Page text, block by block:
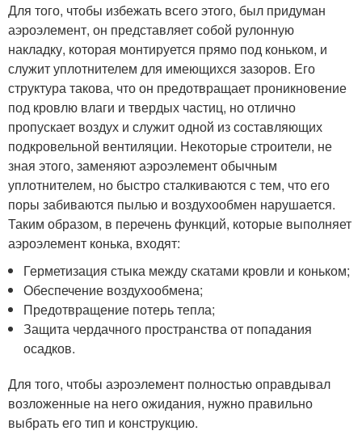
Для того, чтобы избежать всего этого, был придуман
аэроэлемент, он представляет собой рулонную
накладку, которая монтируется прямо под коньком, и
служит уплотнителем для имеющихся зазоров. Его
структура такова, что он предотвращает проникновение
под кровлю влаги и твердых частиц, но отлично
пропускает воздух и служит одной из составляющих
подкровельной вентиляции. Некоторые строители, не
зная этого, заменяют аэроэлемент обычным
уплотнителем, но быстро сталкиваются с тем, что его
поры забиваются пылью и воздухообмен нарушается.
Таким образом, в перечень функций, которые выполняет
аэроэлемент конька, входят:
Герметизация стыка между скатами кровли и коньком;
Обеспечение воздухообмена;
Предотвращение потерь тепла;
Защита чердачного пространства от попадания
осадков.
Для того, чтобы аэроэлемент полностью оправдывал
возложенные на него ожидания, нужно правильно
выбрать его тип и конструкцию.